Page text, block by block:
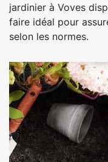
jardinier à Voves
faire idéal pour
selon les normes.